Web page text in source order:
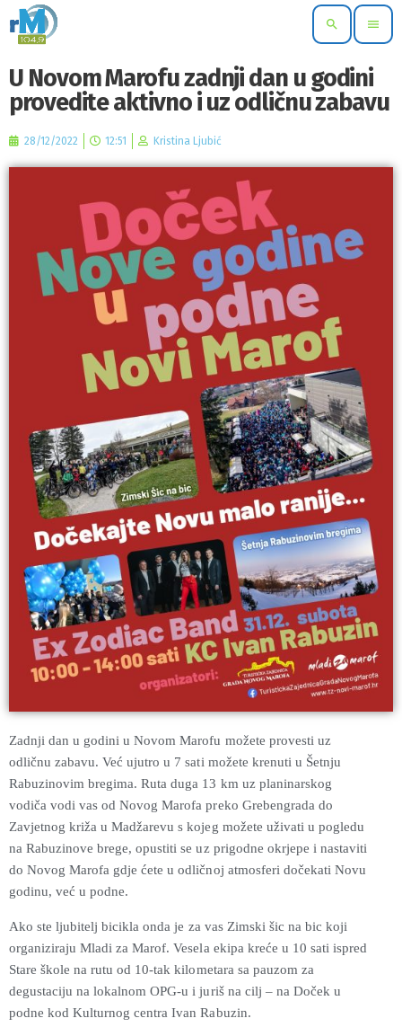
search menu
U Novom Marofu zadnji dan u godini
provedite aktivno i uz odličnu zabavu
28/12/2022 12:51 Kristina Ljubić
Zadnji dan u godini u Novom Marofu možete provesti uz
odličnu zabavu. Već ujutro u 7 sati možete krenuti u Šetnju
Rabuzinovim bregima. Ruta duga 13 km uz planinarskog
vodiča vodi vas od Novog Marofa preko Grebengrada do
Zavjetnog križa u Madžarevu s kojeg možete uživati u pogledu
na Rabuzinove brege, opustiti se uz prigodne okrjepe i nastaviti
do Novog Marofa gdje ćete u odličnoj atmosferi dočekati Novu
godinu, već u podne.
Ako ste ljubitelj bicikla onda je za vas Zimski šic na bic koji
organiziraju Mladi za Marof. Vesela ekipa kreće u 10 sati ispred
Stare škole na rutu od 10-tak kilometara sa pauzom za
degustaciju na lokalnom OPG-u i juriš na cilj – na Doček u
podne kod Kulturnog centra Ivan Rabuzin.